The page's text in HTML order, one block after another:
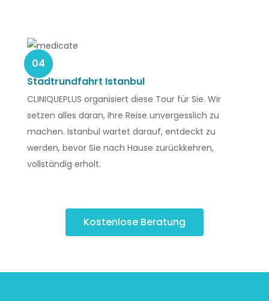
04
Stadtrundfahrt Istanbul
CLINIQUEPLUS organisiert diese Tour für Sie. Wir
setzen alles daran, Ihre Reise unvergesslich zu
machen. Istanbul wartet darauf, entdeckt zu
werden, bevor Sie nach Hause zurückkehren,
vollständig erholt.
Kostenlose Beratung